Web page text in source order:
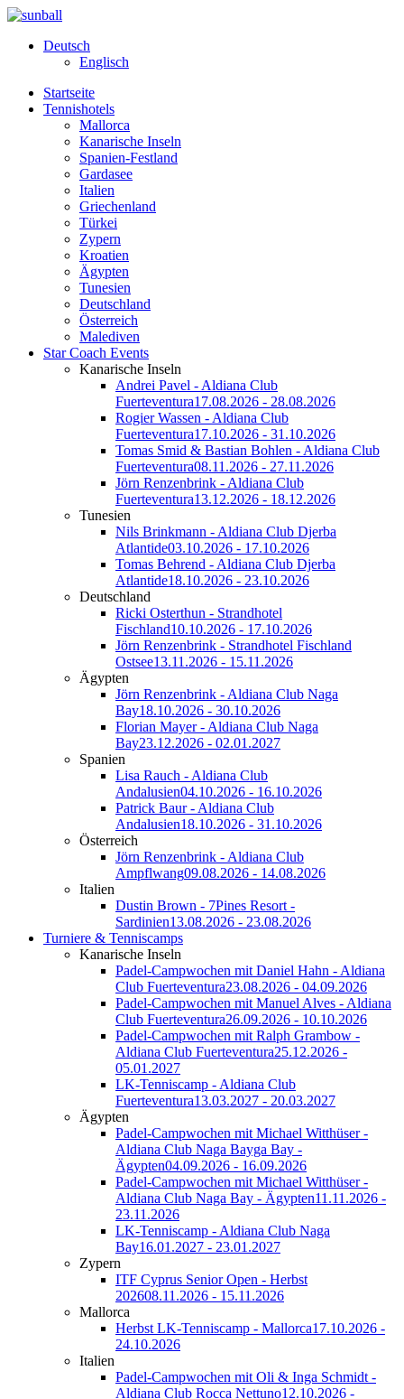
Deutsch
Englisch
Startseite
Tennishotels
Mallorca
Kanarische Inseln
Spanien-Festland
Gardasee
Italien
Griechenland
Türkei
Zypern
Kroatien
Ägypten
Tunesien
Deutschland
Österreich
Malediven
Star Coach Events
Kanarische Inseln
Andrei Pavel - Aldiana Club
Fuerteventura17.08.2026 - 28.08.2026
Rogier Wassen - Aldiana Club
Fuerteventura17.10.2026 - 31.10.2026
Tomas Smid & Bastian Bohlen - Aldiana Club
Fuerteventura08.11.2026 - 27.11.2026
Jörn Renzenbrink - Aldiana Club
Fuerteventura13.12.2026 - 18.12.2026
Tunesien
Nils Brinkmann - Aldiana Club Djerba
Atlantide03.10.2026 - 17.10.2026
Tomas Behrend - Aldiana Club Djerba
Atlantide18.10.2026 - 23.10.2026
Deutschland
Ricki Osterthun - Strandhotel
Fischland10.10.2026 - 17.10.2026
Jörn Renzenbrink - Strandhotel Fischland
Ostsee13.11.2026 - 15.11.2026
Ägypten
Jörn Renzenbrink - Aldiana Club Naga
Bay18.10.2026 - 30.10.2026
Florian Mayer - Aldiana Club Naga
Bay23.12.2026 - 02.01.2027
Spanien
Lisa Rauch - Aldiana Club
Andalusien04.10.2026 - 16.10.2026
Patrick Baur - Aldiana Club
Andalusien18.10.2026 - 31.10.2026
Österreich
Jörn Renzenbrink - Aldiana Club
Ampflwang09.08.2026 - 14.08.2026
Italien
Dustin Brown - 7Pines Resort -
Sardinien13.08.2026 - 23.08.2026
Turniere & Tenniscamps
Kanarische Inseln
Padel-Campwochen mit Daniel Hahn - Aldiana
Club Fuerteventura23.08.2026 - 04.09.2026
Padel-Campwochen mit Manuel Alves - Aldiana
Club Fuerteventura26.09.2026 - 10.10.2026
Padel-Campwochen mit Ralph Grambow -
Aldiana Club Fuerteventura25.12.2026 -
05.01.2027
LK-Tenniscamp - Aldiana Club
Fuerteventura13.03.2027 - 20.03.2027
Ägypten
Padel-Campwochen mit Michael Witthüser -
Aldiana Club Naga Bayga Bay -
Ägypten04.09.2026 - 16.09.2026
Padel-Campwochen mit Michael Witthüser -
Aldiana Club Naga Bay - Ägypten11.11.2026 -
23.11.2026
LK-Tenniscamp - Aldiana Club Naga
Bay16.01.2027 - 23.01.2027
Zypern
ITF Cyprus Senior Open - Herbst
202608.11.2026 - 15.11.2026
Mallorca
Herbst LK-Tenniscamp - Mallorca17.10.2026 -
24.10.2026
Italien
Padel-Campwochen mit Oli & Inga Schmidt -
Aldiana Club Rocca Nettuno12.10.2026 -